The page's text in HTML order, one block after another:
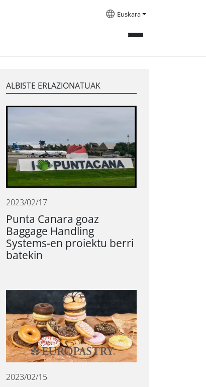
Euskara
ALBISTE ERLAZIONATUAK
2023/02/17
Punta Canara goaz
Baggage Handling
Systems-en proiektu berri
batekin
2023/02/15